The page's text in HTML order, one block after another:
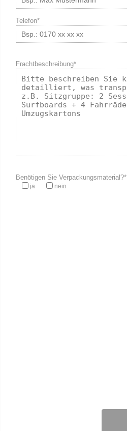
Telefon*
Frachtbeschreibung*
Benötigen Sie Verpackungsmaterial?*
ja nein